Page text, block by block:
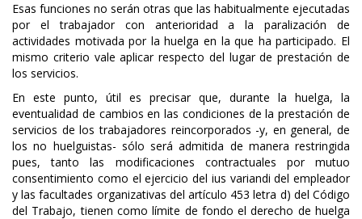
Esas funciones no serán otras que las habitualmente ejecutadas
por el trabajador con anterioridad a la paralización de
actividades motivada por la huelga en la que ha participado. El
mismo criterio vale aplicar respecto del lugar de prestación de
los servicios.
En este punto, útil es precisar que, durante la huelga, la
eventualidad de cambios en las condiciones de la prestación de
servicios de los trabajadores reincorporados -y, en general, de
los no huelguistas- sólo será admitida de manera restringida
pues, tanto las modificaciones contractuales por mutuo
consentimiento como el ejercicio del ius variandi del empleador
y las facultades organizativas del artículo 453 letra d) del Código
del Trabajo, tienen como límite de fondo el derecho de huelga